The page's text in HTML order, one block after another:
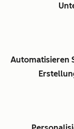
Automatisieren